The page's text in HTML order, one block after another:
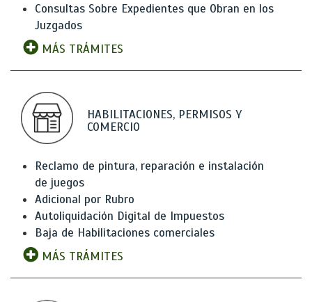
Consultas Sobre Expedientes que Obran en los
Juzgados
MÁS TRÁMITES
HABILITACIONES, PERMISOS Y
COMERCIO
Reclamo de pintura, reparación e instalación
de juegos
Adicional por Rubro
Autoliquidación Digital de Impuestos
Baja de Habilitaciones comerciales
MÁS TRÁMITES